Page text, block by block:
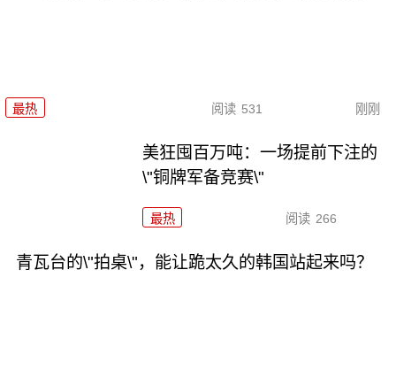
最热 阅读 531 刚刚
美狂囤百万吨：一场提前下注的
\"铜牌军备竞赛\"
最热 阅读 266
青瓦台的\"拍桌\"，能让跪太久的韩国站起来吗？